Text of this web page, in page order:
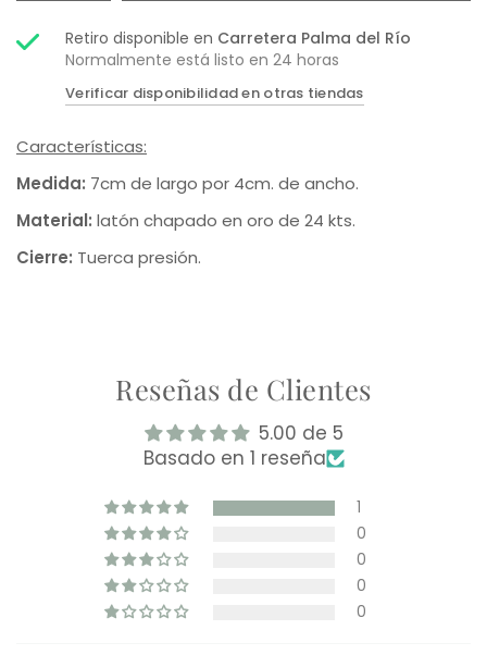
Retiro disponible en Carretera Palma del Río
Normalmente está listo en 24 horas
Verificar disponibilidad en otras tiendas
Características:
Medida: 7cm de largo por 4cm. de ancho.
Material: latón chapado en oro de 24 kts.
Cierre: Tuerca presión.
Reseñas de Clientes
5.00 de 5
Basado en 1 reseña
1
0
0
0
0